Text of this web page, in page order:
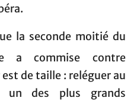
la seconde moitié du
a commise contre
de taille : reléguer au
un des plus grands